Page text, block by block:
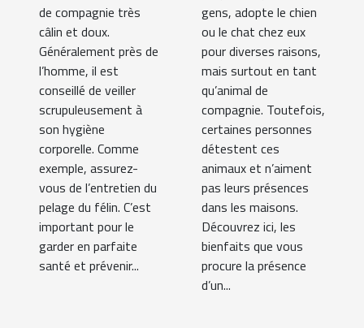
de compagnie très
câlin et doux.
Généralement près de
l’homme, il est
conseillé de veiller
scrupuleusement à
son hygiène
corporelle. Comme
exemple, assurez-
vous de l’entretien du
pelage du félin. C’est
important pour le
garder en parfaite
santé et prévenir...
vous ?
gens, adopte le chien
ou le chat chez eux
pour diverses raisons,
mais surtout en tant
qu’animal de
compagnie. Toutefois,
certaines personnes
détestent ces
animaux et n’aiment
pas leurs présences
dans les maisons.
Découvrez ici, les
bienfaits que vous
procure la présence
d’un...